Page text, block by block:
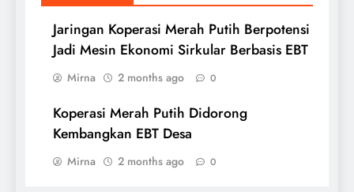
Jaringan Koperasi Merah Putih Berpotensi
Jadi Mesin Ekonomi Sirkular Berbasis EBT
Mirna 2 months ago 0
Koperasi Merah Putih Didorong
Kembangkan EBT Desa
Mirna 2 months ago 0